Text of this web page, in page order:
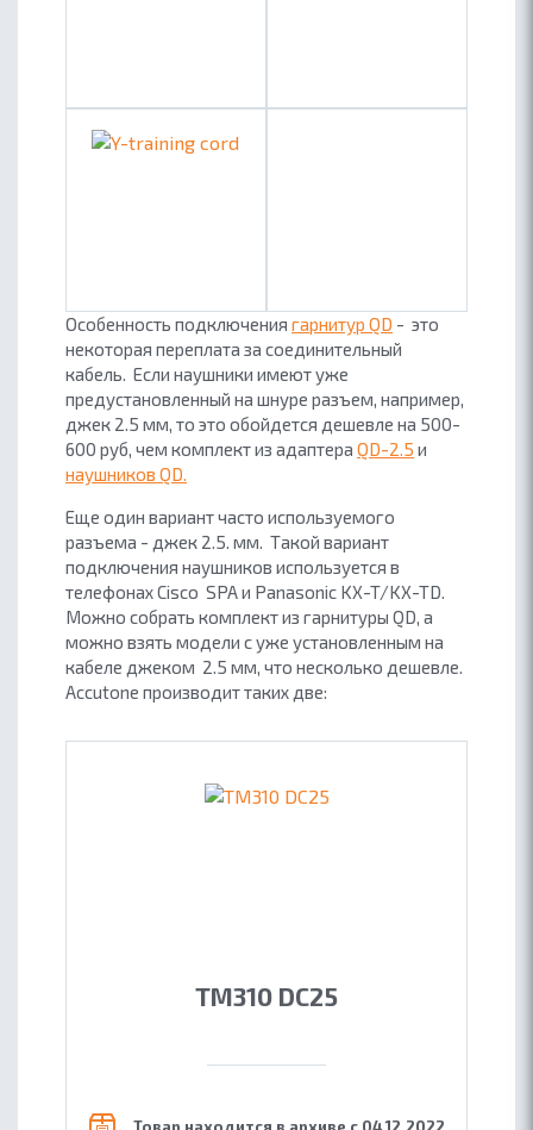
Особенность подключения гарнитур QD - это
некоторая переплата за соединительный
кабель. Если наушники имеют уже
предустановленный на шнуре разъем, например,
джек 2.5 мм, то это обойдется дешевле на 500-
600 руб, чем комплект из адаптера QD-2.5 и
наушников QD.
Еще один вариант часто используемого
разъема - джек 2.5. мм. Такой вариант
подключения наушников используется в
телефонах Cisco SPA и Panasonic KX-T/KX-TD.
Можно собрать комплект из гарнитуры QD, а
можно взять модели с уже установленным на
кабеле джеком 2.5 мм, что несколько дешевле.
Accutone производит таких две:
TM310 DC25
Товар находится в архиве с 04.12.2022